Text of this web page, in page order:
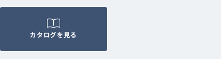
カタログを見る